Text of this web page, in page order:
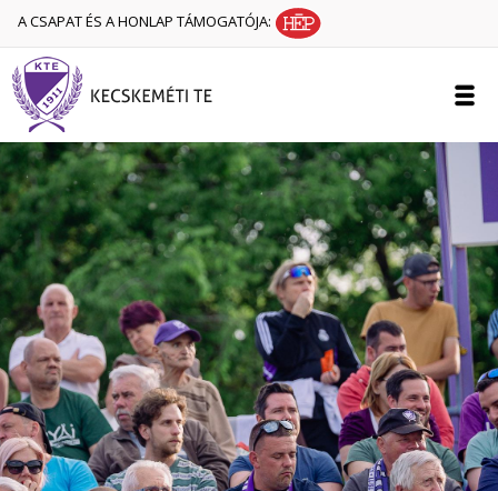
A CSAPAT ÉS A HONLAP TÁMOGATÓJA: